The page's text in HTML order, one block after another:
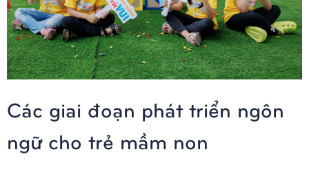
Các giai đoạn phát triển ngôn
ngữ cho trẻ mầm non